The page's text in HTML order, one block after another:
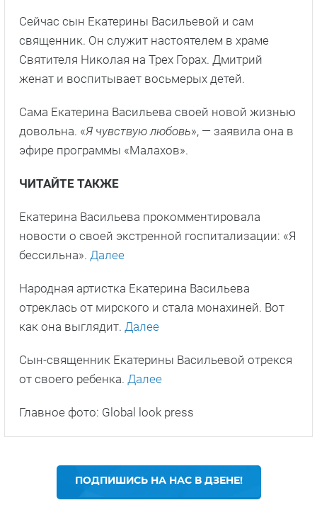
Сейчас сын Екатерины Васильевой и сам
священник. Он служит настоятелем в храме
Святителя Николая на Трех Горах. Дмитрий
женат и воспитывает восьмерых детей.
Сама Екатерина Васильева своей новой жизнью
довольна. «Я чувствую любовь», — заявила она в
эфире программы «Малахов».
ЧИТАЙТЕ ТАКЖЕ
Екатерина Васильева прокомментировала
новости о своей экстренной госпитализации: «Я
бессильна». Далее
Народная артистка Екатерина Васильева
отреклась от мирского и стала монахиней. Вот
как она выглядит. Далее
Сын-священник Екатерины Васильевой отрекся
от своего ребенка. Далее
Главное фото: Global look press
ПОДПИШИСЬ НА НАС В ДЗЕНЕ!